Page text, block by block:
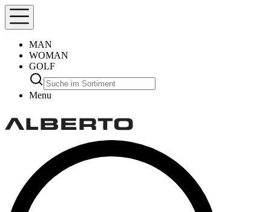
MAN
WOMAN
GOLF
Menu